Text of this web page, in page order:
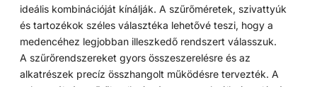
ideális kombinációját kínálják. A szűrőméretek, szivattyúk
és tartozékok széles választéka lehetővé teszi, hogy a
medencéhez legjobban illeszkedő rendszert válasszuk.
A szűrőrendszereket gyors összeszerelésre és az
alkatrészek precíz összhangolt működésre tervezték. A